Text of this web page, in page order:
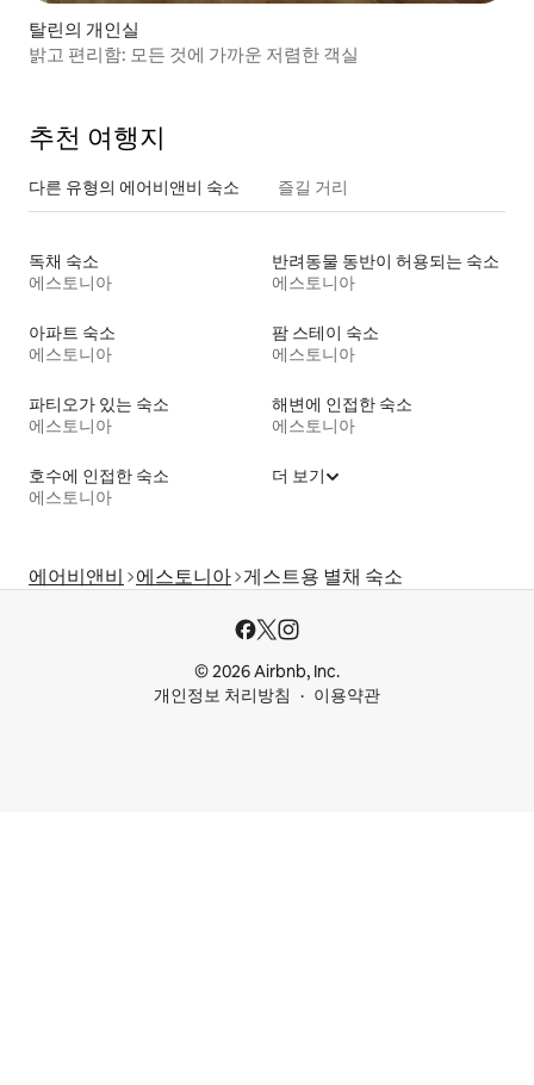
탈린의 개인실
밝고 편리함: 모든 것에 가까운 저렴한 객실
추천 여행지
다른 유형의 에어비앤비 숙소 즐길 거리
독채 숙소
에스토니아
반려동물 동반이 허용되는 숙소
에스토니아
아파트 숙소
에스토니아
팜 스테이 숙소
에스토니아
파티오가 있는 숙소
에스토니아
해변에 인접한 숙소
에스토니아
호수에 인접한 숙소
에스토니아
더 보기
에어비앤비 에스토니아 게스트용 별채 숙소
© 2026 Airbnb, Inc.
개인정보 처리방침
이용약관